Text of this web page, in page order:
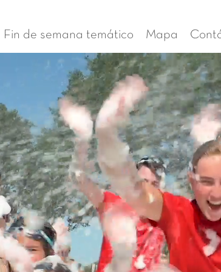
Fin de semana temático Mapa